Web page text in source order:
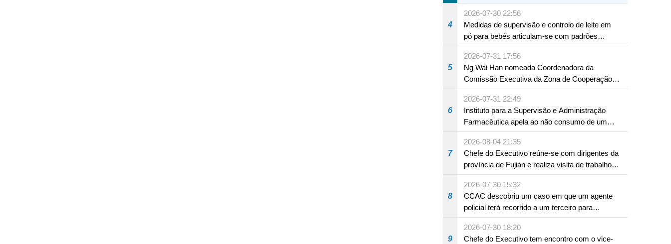
A12 da Zona A dos Novos Aterros
4
2026-07-30 22:56
Medidas de supervisão e controlo de leite em
pó para bebés articulam-se com padrões
internacionais Serviços interdepartamentais
envidam esforços para assegurar a saúde dos
bebés e crianças, assim como a segurança
alimentar
5
2026-07-31 17:56
Ng Wai Han nomeada Coordenadora da
Comissão Executiva da Zona de Cooperação
Aprofundada entre Guangdong e Macau em
Hengqin
6
2026-07-31 22:49
Instituto para a Supervisão e Administração
Farmacêutica apela ao não consumo de um
produto com substâncias medicamentosas
ocidentais
7
2026-08-04 21:35
Chefe do Executivo reúne-se com dirigentes da
província de Fujian e realiza visita de trabalho
em Fuzhou
8
2026-07-30 15:32
CCAC descobriu um caso em que um agente
policial terá recorrido a um terceiro para
assumir por si a culpa na sequência de uma
infracção rodoviária
9
2026-07-30 18:20
Chefe do Executivo tem encontro com o vice-